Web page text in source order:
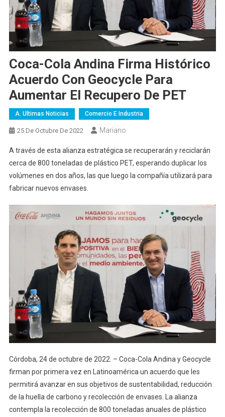
Coca-Cola Andina Firma Histórico
Acuerdo Con Geocycle Para
Aumentar El Recupero De PET
A. Ultimas Noticias Comercio E Industria
25 De Octubre De 2022 Mariano
A través de esta alianza estratégica se recuperarán y reciclarán
cerca de 800 toneladas de plástico PET, esperando duplicar los
volúmenes en dos años, las que luego la compañía utilizará para
fabricar nuevos envases.
Córdoba, 24 de octubre de 2022. – Coca-Cola Andina y Geocycle
firman por primera vez en Latinoamérica un acuerdo que les
permitirá avanzar en sus objetivos de sustentabilidad, reducción
de la huella de carbono y recolección de envases. La alianza
contempla la recolección de 800 toneladas anuales de plástico